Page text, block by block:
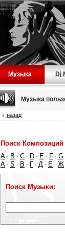
Музыка Dj
Музыка
назад
Поиск
A · B · C · D · E · F · G
А · Б · В · Г · Д · Е · Ж
Поиск Музыки: